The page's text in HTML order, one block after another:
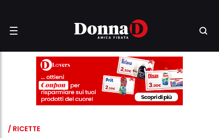
/ RICETTE